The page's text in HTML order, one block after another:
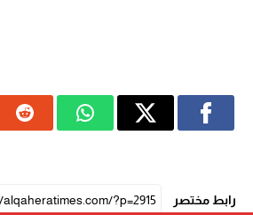
رابط مختصر